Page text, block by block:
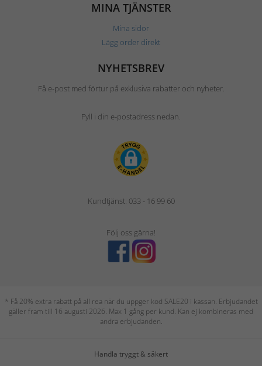
MINA TJÄNSTER
Mina sidor
Lägg order direkt
NYHETSBREV
Få e-post med förtur på exklusiva rabatter och nyheter.
Fyll i din e-postadress nedan.
Kundtjänst: 033 - 16 99 60
Följ oss gärna!
* Få 20% extra rabatt på all rea när du uppger kod SALE20 i kassan. Erbjudandet
gäller fram till 16 augusti 2026. Max 1 gång per kund. Kan ej kombineras med
andra erbjudanden.
Handla tryggt & säkert